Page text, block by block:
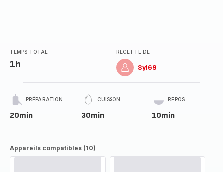
TEMPS TOTAL
1h
RECETTE DE
Syl69
PRÉPARATION
20min
CUISSON
30min
REPOS
10min
Appareils compatibles (10)